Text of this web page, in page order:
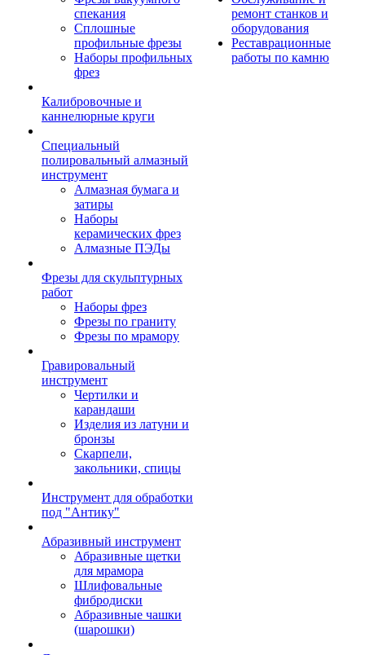
спекания
Сплошные
профильные фрезы
Наборы профильных
фрез
Калибровочные и
каннелюрные круги
Специальный
полировальный алмазный
инструмент
Алмазная бумага и
затиры
Наборы
керамических фрез
Алмазные ПЭДы
Фрезы для скульптурных
работ
Наборы фрез
Фрезы по граниту
Фрезы по мрамору
Гравировальный
инструмент
Чертилки и
карандаши
Изделия из латуни и
бронзы
Скарпели,
закольники, спицы
Инструмент для обработки
под "Антику"
Абразивный инструмент
Абразивные щетки
для мрамора
Шлифовальные
фибродиски
Абразивные чашки
(шарошки)
ремонт станков и
оборудования
Реставрационные
работы по камню